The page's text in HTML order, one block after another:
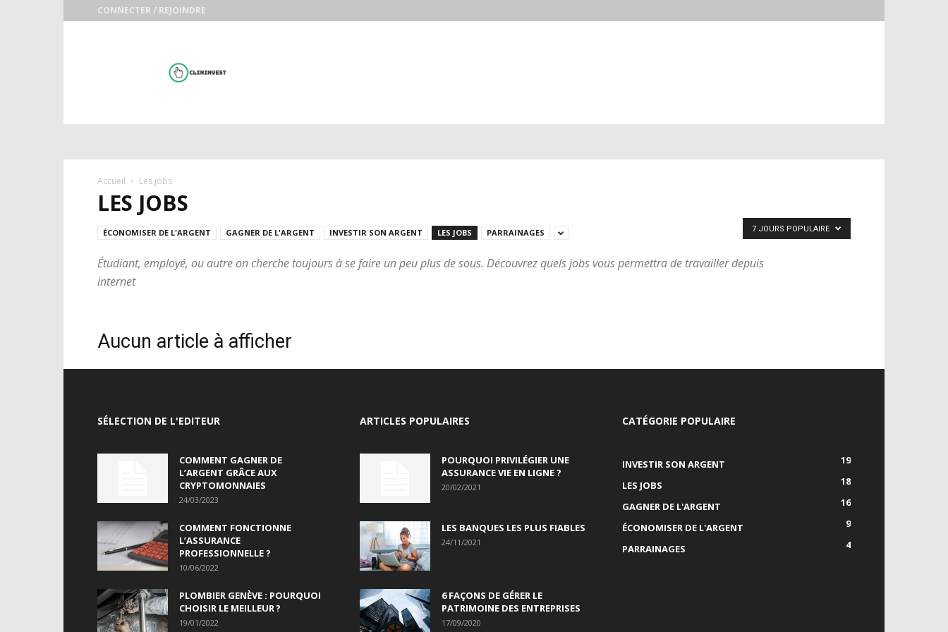
CONNECTER / REJOINDRE
Accueil Les jobs
LES JOBS
ÉCONOMISER DE L'ARGENT GAGNER DE L'ARGENT INVESTIR SON ARGENT LES JOBS PARRAINAGES
Étudiant, employé, ou autre on cherche toujours à se faire un peu plus de sous. Découvrez quels jobs vous permettra de travailler depuis
internet
7 JOURS POPULAIRE
Aucun article à afficher
SÉLECTION DE L'EDITEUR
COMMENT GAGNER DE
L’ARGENT GRÂCE AUX
CRYPTOMONNAIES
24/03/2023
COMMENT FONCTIONNE
L’ASSURANCE
PROFESSIONNELLE ?
10/06/2022
PLOMBIER GENÈVE : POURQUOI
CHOISIR LE MEILLEUR ?
19/01/2022
ARTICLES POPULAIRES
POURQUOI PRIVILÉGIER UNE
ASSURANCE VIE EN LIGNE ?
20/02/2021
LES BANQUES LES PLUS FIABLES
24/11/2021
6 FAÇONS DE GÉRER LE
PATRIMOINE DES ENTREPRISES
17/09/2020
CATÉGORIE POPULAIRE
INVESTIR SON ARGENT
19
LES JOBS
18
GAGNER DE L'ARGENT
16
ÉCONOMISER DE L'ARGENT
9
PARRAINAGES
4